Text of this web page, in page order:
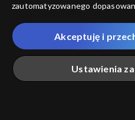
Kocham Kino
04.11.2012
zautomatyzowanego
które wskazujemy poniżej, a
przez nas identyfikatora PPID
Twoje dane osobowe zbierane
Ciebie naszych
poszczególnych
„Portalem”, w tym informacje
Ustawienia
Akceptuję i